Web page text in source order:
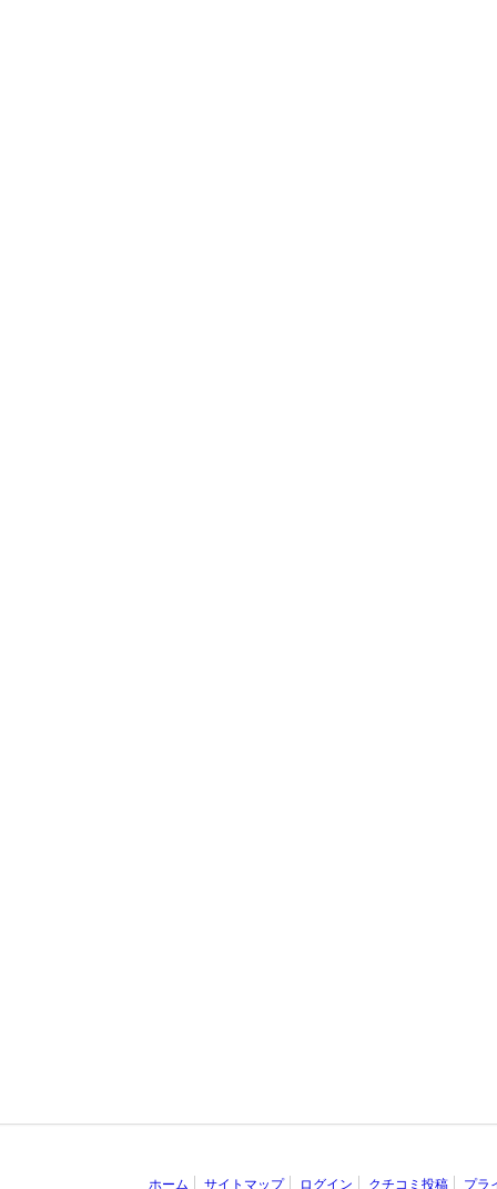
ホーム サイトマップ ログイン クチコミ投稿 プラ